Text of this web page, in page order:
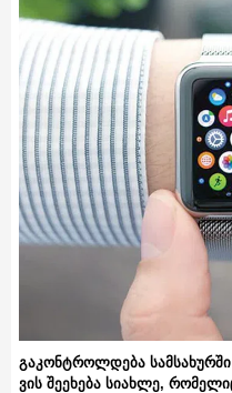
გაკონტროლდება
ვის შეეხება სიახლე,